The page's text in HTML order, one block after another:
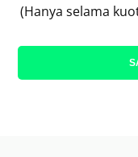
(Hanya selama